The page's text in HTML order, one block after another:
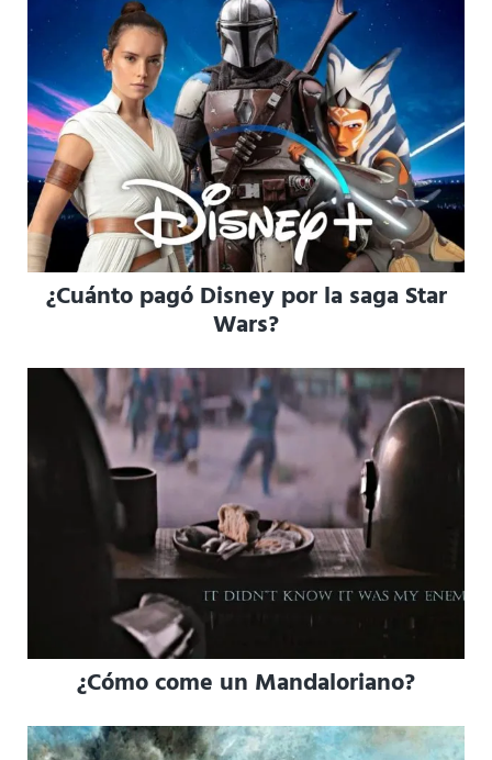
¿Cuánto pagó Disney por la saga Star
Wars?
¿Cómo come un Mandaloriano?